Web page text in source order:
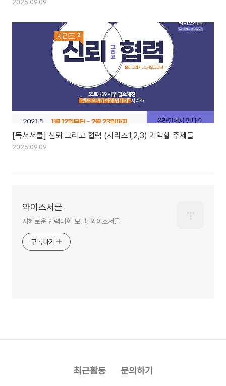
2025.09.09
[독서서클] 신뢰 그리고 협력 (시리즈1,2,3) 기억할 주제들
2025.09.09
와이즈서클
지혜로운 협력대화 모델, 와이즈서클
구독하기
최근활동 문의하기